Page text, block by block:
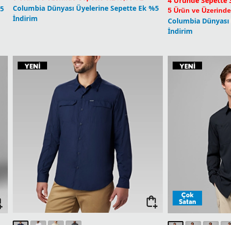
Silver Ridge 2.0 Erkek Uzun Kollu Gömlek
6.299,90TL